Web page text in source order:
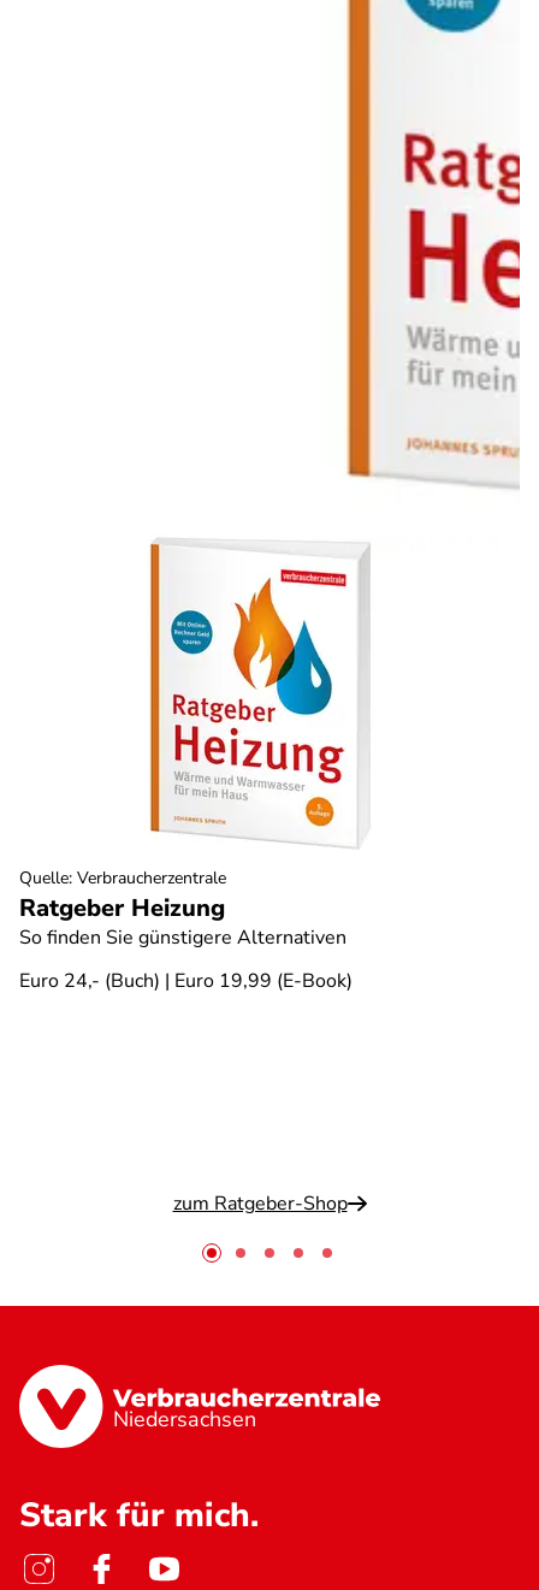
Ratgeber Heizung
So finden Sie günstigere Alternativen
Euro 24,- (Buch) | Euro 19,99 (E-Book)
zum Ratgeber-Shop
Quelle: Verbraucherzentrale
Niedersachsen
Stark für mich.